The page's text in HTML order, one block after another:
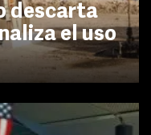
descarta
el uso